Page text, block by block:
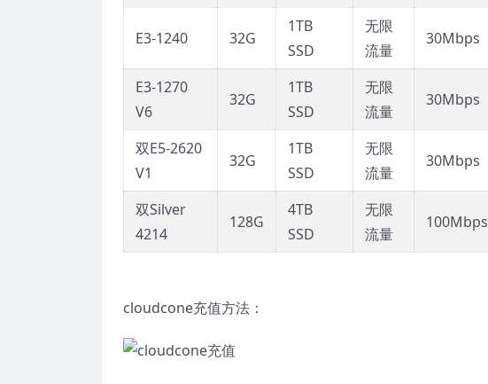
E3-1240 32G
1TB
SSD
无限
流量
30Mbps
E3-1270
V6
32G
1TB
SSD
无限
流量
30Mbps
双E5-2620
V1
32G
1TB
SSD
无限
流量
30Mbps
双Silver
4214
128G
4TB
SSD
无限
流量
100Mbps
cloudcone充值方法：